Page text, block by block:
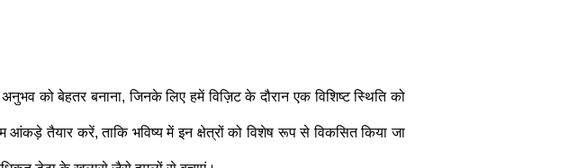
को बेहतर बनाना, जिनके लिए हमें विज़िट के दौरान एक विशिष्ट स्थिति को
तैयार करें, ताकि भविष्य में इन क्षेत्रों को विशेष रूप से विकसित किया जा